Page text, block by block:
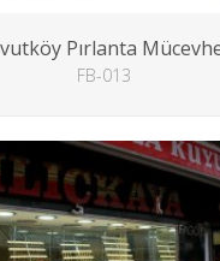
Pırlanta
FB-013